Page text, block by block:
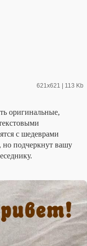
621х621 | 113 Kb
оригинальные,
с шедеврами
но подчеркнут вашу